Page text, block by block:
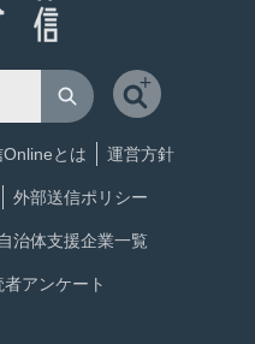
とは 運営方針
外部送信ポリシー
自治体支援企業一覧
者アンケート